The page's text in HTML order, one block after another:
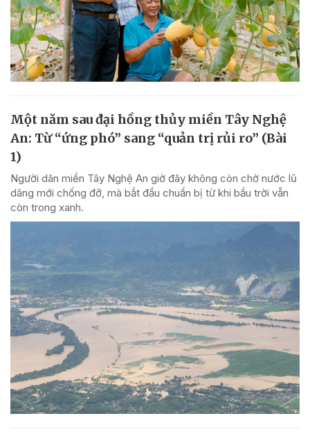
Một năm sau đại hồng thủy miền Tây Nghệ
An: Từ “ứng phó” sang “quản trị rủi ro” (Bài
1)
Người dân miền Tây Nghệ An giờ đây không còn chờ nước lũ
dâng mới chống đỡ, mà bắt đầu chuẩn bị từ khi bầu trời vẫn
còn trong xanh.